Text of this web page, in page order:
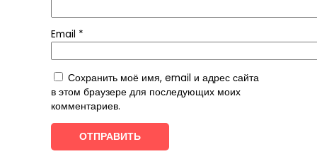
Email *
Сохранить моё имя, email и адрес сайта
в этом браузере для последующих моих
комментариев.